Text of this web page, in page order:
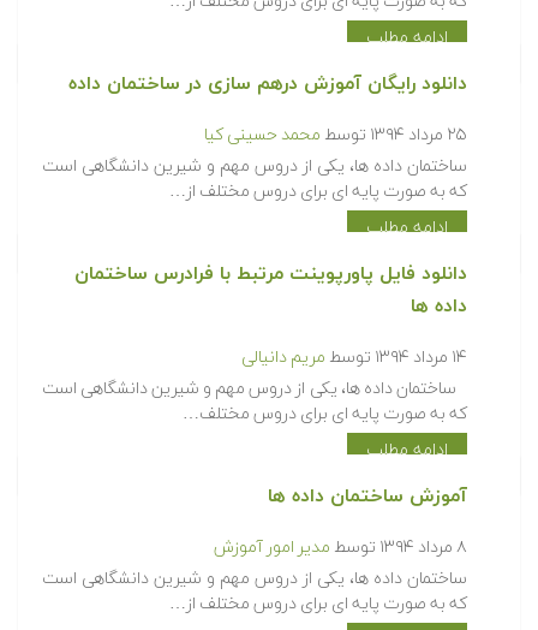
ادامه مطلب
دانلود رایگان آموزش درهم سازی در ساختمان داده
۲۵ مرداد ۱۳۹۴ توسط محمد حسینی کیا
ساختمان داده ها، یکی از دروس مهم و شیرین دانشگاهی است
که به صورت پایه ای برای دروس مختلف از…
ادامه مطلب
دانلود فایل پاورپوینت مرتبط با فرادرس ساختمان
داده ها
۱۴ مرداد ۱۳۹۴ توسط مریم دانیالی
ساختمان داده ها، یکی از دروس مهم و شیرین دانشگاهی است
که به صورت پایه ای برای دروس مختلف…
ادامه مطلب
آموزش ساختمان داده ها
۸ مرداد ۱۳۹۴ توسط مدیر امور آموزش
ساختمان داده ها، یکی از دروس مهم و شیرین دانشگاهی است
که به صورت پایه ای برای دروس مختلف از…